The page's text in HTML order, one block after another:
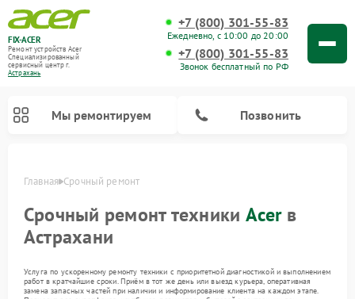
FIX-ACER
Ремонт устройств Acer
Специализированный
cервисный центр г.
Астрахань
+7 (800) 301-55-83
Ежедневно, с 10:00 до 20:00
+7 (800) 301-55-83
Звонок бесплатный по РФ
Мы ремонтируем Позвонить
Главная Срочный ремонт
Срочный ремонт техники Acerв
Астрахани
Услуга по ускоренному ремонту техники с приоритетной диагностикой и выполнением
работ в кратчайшие сроки. Приём в тот же день или выезд курьера, оперативная
замена запасных частей при наличии и информирование клиента на каждом этапе.